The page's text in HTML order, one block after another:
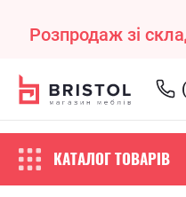
Розпродаж зі
КАТАЛОГ ТОВАРІВ